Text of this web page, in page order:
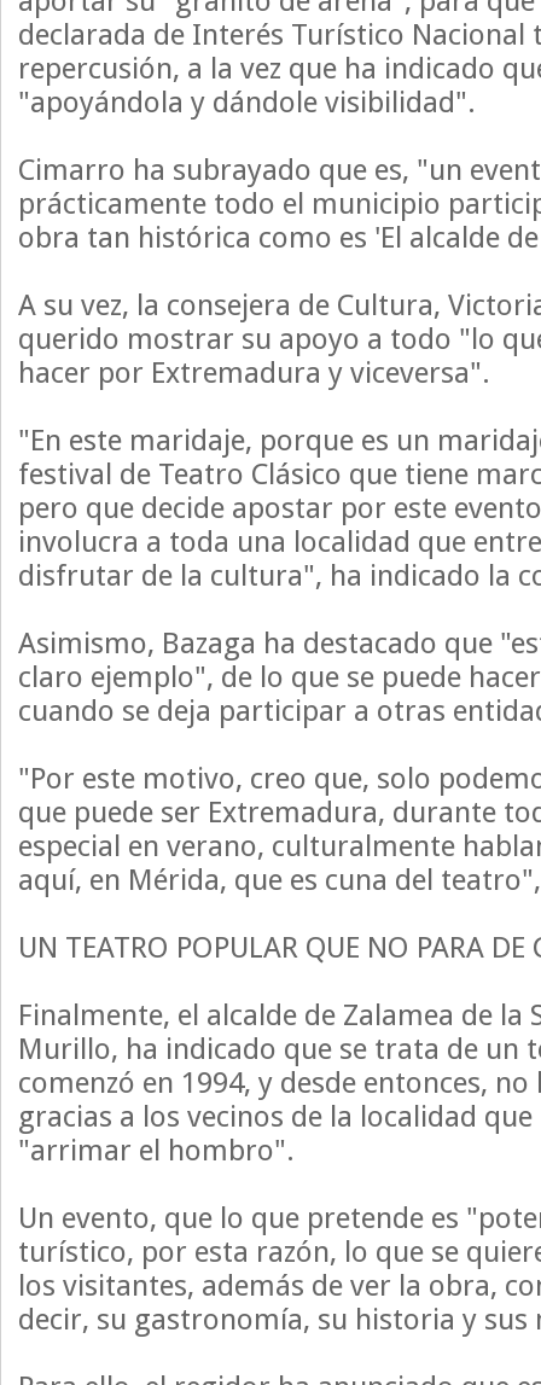
declarada de Interés Turístico Nacional
repercusión, a la vez que ha indicado
"apoyándola y dándole visibilidad".
Cimarro ha subrayado que es, "un
prácticamente todo el municipio
obra tan histórica como es 'El alcalde
A su vez, la consejera de Cultura,
querido mostrar su apoyo a todo "lo
hacer por Extremadura y viceversa".
"En este maridaje, porque es un
festival de Teatro Clásico que tiene
pero que decide apostar por este
involucra a toda una localidad que
disfrutar de la cultura", ha indicado la
Asimismo, Bazaga ha destacado que
claro ejemplo", de lo que se puede
cuando se deja participar a otras
"Por este motivo, creo que, solo
que puede ser Extremadura, durante
especial en verano, culturalmente
aquí, en Mérida, que es cuna del
UN TEATRO POPULAR QUE NO PARA DE
Finalmente, el alcalde de Zalamea de la
Murillo, ha indicado que se trata de un
comenzó en 1994, y desde entonces,
gracias a los vecinos de la localidad
"arrimar el hombro".
Un evento, que lo que pretende es
turístico, por esta razón, lo que se
los visitantes, además de ver la obra,
decir, su gastronomía, su historia y